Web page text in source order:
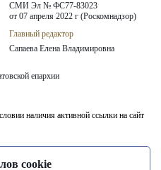
СМИ Эл № ФС77-83023
от 07 апреля 2022 г (Роскомнадзор)
Главный редактор
Сапаева Елена Владимировна
епархии
наличия активной ссылки на сайт
изданиях (книгах, прессе) возможна
cookie